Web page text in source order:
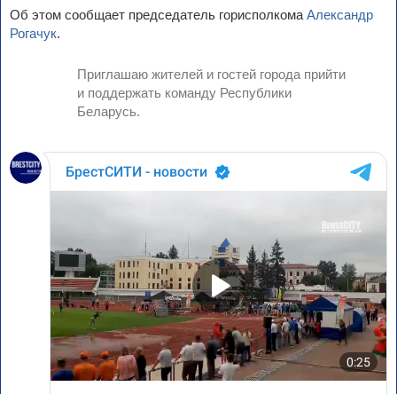
Об этом сообщает председатель горисполкома Александр
Рогачук.
Приглашаю жителей и гостей города прийти
и поддержать команду Республики
Беларусь.